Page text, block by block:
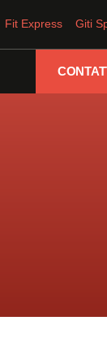
Fit Express Giti